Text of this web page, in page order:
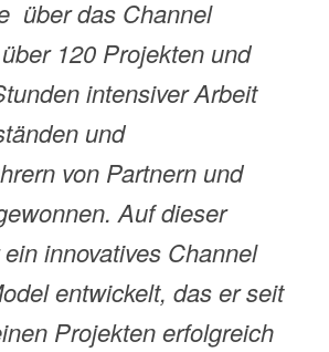
über das Channel
120 Projekten und
intensiver Arbeit
und
von Partnern und
Auf dieser
innovatives Channel
entwickelt, das er seit
Projekten erfolgreich